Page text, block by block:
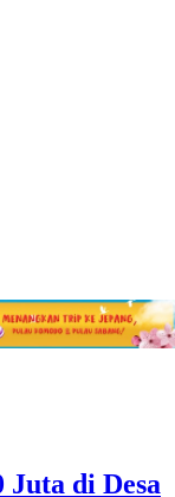
Juta di Desa